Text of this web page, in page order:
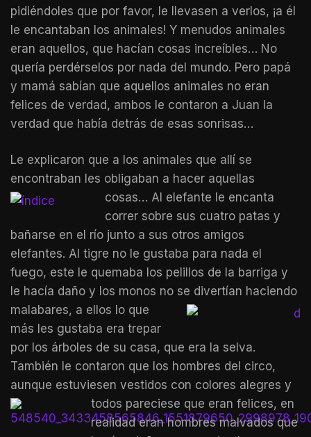
pidiéndoles que por favor, le llevasen a verlos, ¡a él
le encantaban los animales! Y menudos animales
eran aquellos, que hacían cosas increíbles… No
quería perdérselos por nada del mundo. Pero papá
y mamá sabían que aquellos animales no eran
felices de verdad, ambos le contaron a Juan la
verdad que había detrás de esas sonrisas…
Le explicaron que a los animales que allí se
encontraban les obligaban a hacer aquellas
cosas… Al elefante le encanta
correr sobre sus cuatro patas y
bañarse en el río junto a sus otros amigos
elefantes. Al tigre no le gustaba para nada el
fuego, este le quemaba los pelillos de la barriga y
le hacía daño y los monos no se divertían haciendo
malabares, a ellos lo que
más les gustaba era trepar
por los árboles de su casa, que era la selva.
También le contaron que los hombres del circo,
aunque estuviesen vestidos con colores alegres y
todos pareciese que eran felices, en
realidad eran hombres malvados que